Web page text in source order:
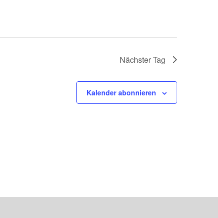
Nächster Tag
Kalender abonnieren